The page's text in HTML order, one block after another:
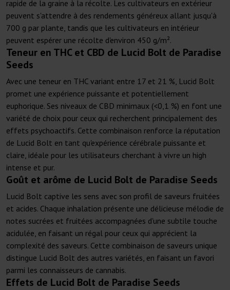
rapide de la graine à la récolte. Les cultivateurs en extérieur
peuvent s'attendre à des rendements généreux allant jusqu'à
700 g par plante, tandis que les cultivateurs en intérieur
peuvent espérer une récolte d'environ 450 g/m².
Teneur en THC et CBD de Lucid Bolt de Paradise
Seeds
Avec une teneur en THC variant entre 17 et 21 %, Lucid Bolt
promet une expérience puissante et potentiellement
euphorique. Ses niveaux de CBD minimaux (<0,1 %) en font une
variété de choix pour ceux qui recherchent principalement des
effets psychoactifs. Cette combinaison renforce la réputation
de Lucid Bolt en tant qu'expérience cérébrale puissante et
claire, idéale pour les utilisateurs cherchant à vivre un high
intense et pur.
Goût et arôme de Lucid Bolt de Paradise Seeds
Lucid Bolt captive les sens avec son profil de saveurs fruitées
et acides. Chaque inhalation présente une délicieuse mélodie de
notes sucrées et fruitées accompagnées d'une subtile touche
acidulée, en faisant un régal pour ceux qui apprécient la
complexité des saveurs. Cette combinaison de saveurs unique
distingue Lucid Bolt des autres variétés, en faisant un favori
parmi les connaisseurs de cannabis.
Effets de Lucid Bolt de Paradise Seeds